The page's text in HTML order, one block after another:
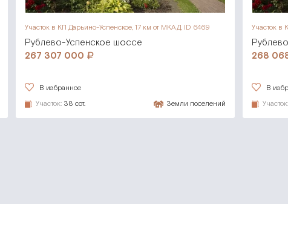
Участок в КП Дарьино-Успенское,17 км от МКАД, ID 6469
Рублево-Успенское шоссе
267 307 000
В избранное
Участок: 38 сот. Земли поселений
Участок в
268
В
Участок: